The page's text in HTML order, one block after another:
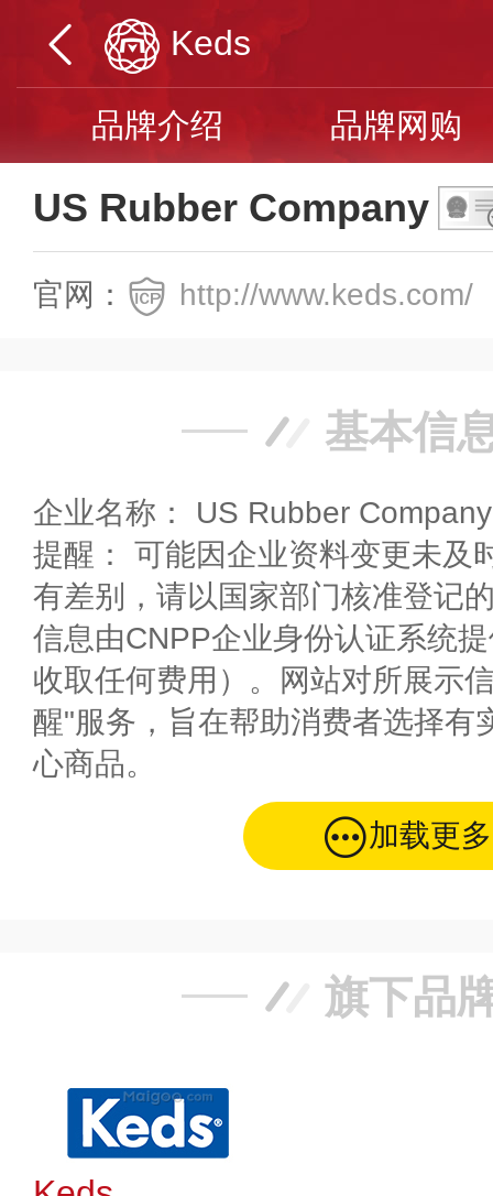
Keds
品牌介绍 品牌网购
US Rubber Company
官网： http://www.keds.com/
基本信
企业名称： US Rubber Company
提醒： 可能因企业资料变更未及
有差别，请以国家部门核准登记
信息由CNPP企业身份认证系统
收取任何费用）。网站对所展示
醒"服务，旨在帮助消费者选择有
心商品。
加载更多
旗下品